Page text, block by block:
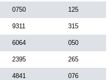
0750 125
9311 315
6064 050
2395 265
4841 076